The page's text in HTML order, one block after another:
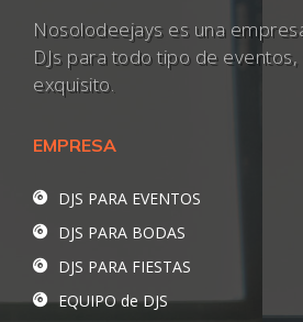
Nosolodeejays es una
DJs para todo tipo de
exquisito.
EMPRESA
DJS PARA EVENTOS
DJS PARA BODAS
DJS PARA FIESTAS
EQUIPO de DJS